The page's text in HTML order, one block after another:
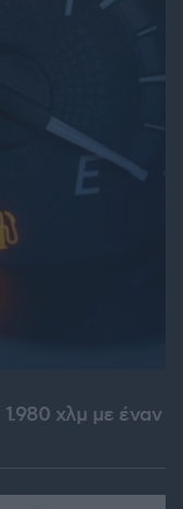
1.980 χλμ με έναν